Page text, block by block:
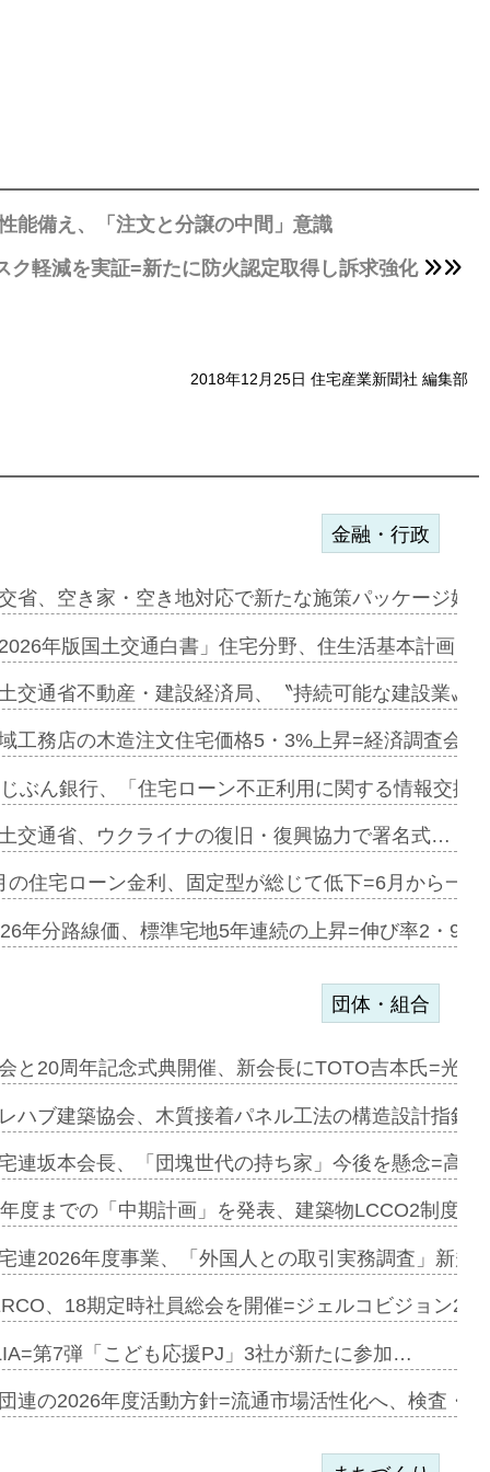
能備え、「注文と分譲の中間」意識
軽減を実証=新たに防火認定取得し訴求強化
2018年12月25日 住宅産業新聞社 編集部
サー契約…
起用…
ミーレキ…
も城南エ…
合型の賃…
ンカフェ…
協業=お互…
コリビング…
金融・行政
省、空き家・空き地対応で新たな施策パッケージ始
年版国土交通白書」住宅分野、住生活基本計画を
交通省不動産・建設経済局、〝持続可能な建設業〟
工務店の木造注文住宅価格5・3%上昇=経済調査会
ぶん銀行、「住宅ローン不正利用に関する情報交換
交通省、ウクライナの復旧・復興協力で署名式…
の住宅ローン金利、固定型が総じて低下=6月から一
年分路線価、標準宅地5年連続の上昇=伸び率2・
を提案=P…
ンビ…
加=リンナ…
見込む=…
開始=三協…
団体・組合
と20周年記念式典開催、新会長にTOTO吉本氏=光
ハブ建築協会、木質接着パネル工法の構造設計指針
連坂本会長、「団塊世代の持ち家」今後を懸念=高
度までの「中期計画」を発表、建築物LCCO2制度
連2026年度事業、「外国人との取引実務調査」新規
、18期定時社員総会を開催=ジェルコビジョン
第7弾「こども応援PJ」3社が新たに参加…
連の2026年度活動方針=流通市場活性化へ、検査・